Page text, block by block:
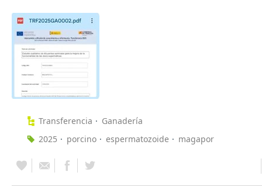
Transferencia
Ganadería
2025
porcino espermatozoide magapor